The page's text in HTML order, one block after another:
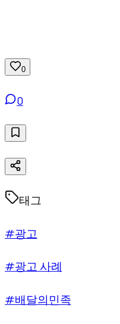
0
0
태그
#광고
#광고 사례
#배달의민족